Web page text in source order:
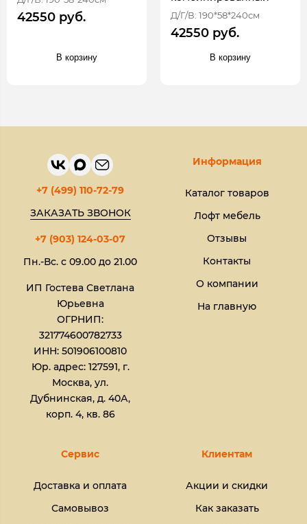
42550 руб.
В корзину
Д/Г/В: 190*58*240см
42550 руб.
В корзину
+7 (499) 110-72-79
ЗАКАЗАТЬ ЗВОНОК
+7 (903) 124-03-07
Пн.-Вс. с 09.00 до 21.00
ИП Гостева Светлана
Юрьевна​
ОГРНИП:
321774600782733
ИНН: 501906100810
Юр. адрес: 127591, г.
Москва, ул.
Дубнинская, д. 40А,
корп. 4, кв. 86
Информация
Каталог товаров
Лофт мебель
Отзывы
Контакты
О компании
На главную
Сервис
Доставка и оплата
Самовывоз
Клиентам
Акции и скидки
Как заказать